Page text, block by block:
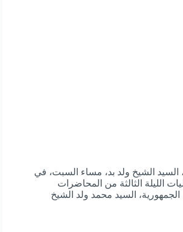
الشيخ ولد بد، مساء السبت، في
الليلة الثالثة من المحاضرات
السيد محمد ولد الشيخ